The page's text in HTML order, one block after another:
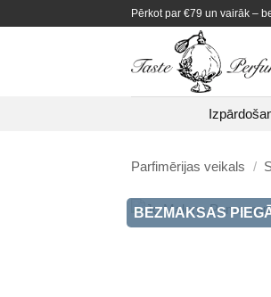
to
Pērkot par €79 un vairāk –
Parfimērijas veikals /
BEZMAKSAS